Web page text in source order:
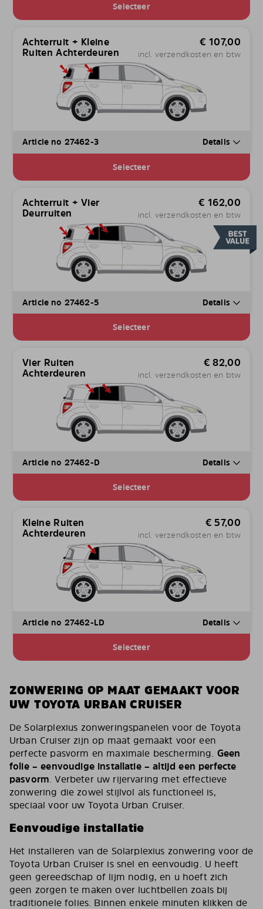
Selecteer
Achterruit + Kleine
Ruiten Achterdeuren
€ 107,00
incl. verzendkosten en btw
Article no 27462-3 Details
Selecteer
Achterruit + Vier
Deurruiten
€ 162,00
incl. verzendkosten en btw
Article no 27462-5 Details
Selecteer
Vier Ruiten
Achterdeuren
€ 82,00
incl. verzendkosten en btw
Article no 27462-D Details
Selecteer
Kleine Ruiten
Achterdeuren
€ 57,00
incl. verzendkosten en btw
Article no 27462-LD Details
Selecteer
ZONWERING OP MAAT GEMAAKT VOOR
UW TOYOTA URBAN CRUISER
De Solarplexius zonweringspanelen voor de Toyota
Urban Cruiser zijn op maat gemaakt voor een
perfecte pasvorm en maximale bescherming. Geen
folie – eenvoudige installatie – altijd een perfecte
pasvorm. Verbeter uw rijervaring met effectieve
zonwering die zowel stijlvol als functioneel is,
speciaal voor uw Toyota Urban Cruiser.
Eenvoudige installatie
Het installeren van de Solarplexius zonwering voor de
Toyota Urban Cruiser is snel en eenvoudig. U heeft
geen gereedschap of lijm nodig, en u hoeft zich
geen zorgen te maken over luchtbellen zoals bij
traditionele folies. Binnen enkele minuten klikken de